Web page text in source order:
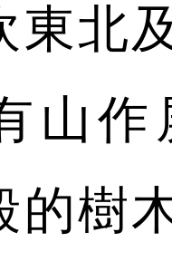
東北
山
的樹